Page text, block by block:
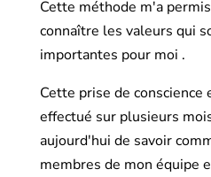
Cette méthode m'a
connaître les valeurs qui
importantes pour moi .
Cette prise de
effectué sur plusieurs
aujourd'hui de savoir
membres de mon équipe